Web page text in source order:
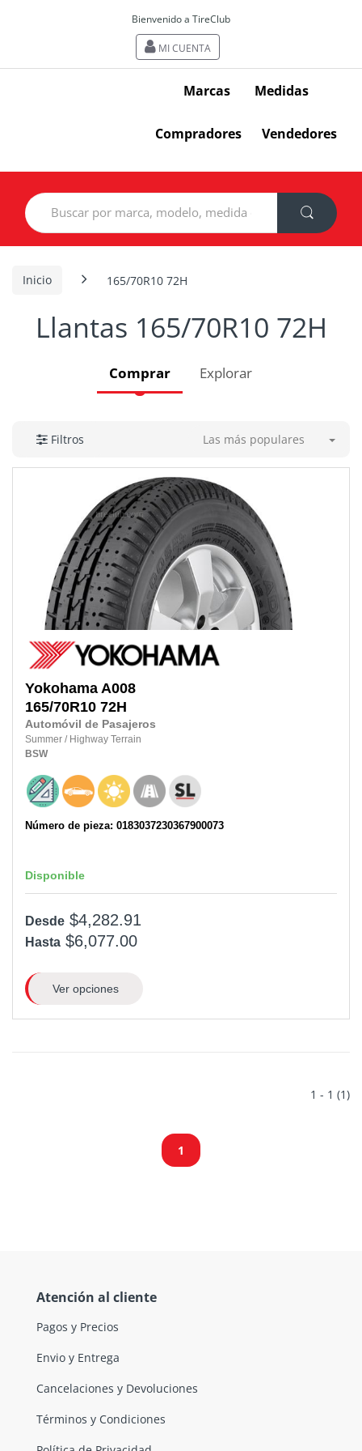
Bienvenido a TireClub
MI CUENTA
Marcas Medidas
Compradores Vendedores
Search
for:
Inicio 165/70R10 72H
Llantas 165/70R10 72H
Comprar Explorar
Filtros Las más populares
Yokohama A008
165/70R10 72H
Automóvil de Pasajeros
Summer / Highway Terrain
BSW
Número de pieza: 0183037230367900073
Disponible
Desde $4,282.91
Hasta $6,077.00
Ver opciones
1 - 1 (1)
1
Atención al cliente
Pagos y Precios
Envio y Entrega
Cancelaciones y Devoluciones
Términos y Condiciones